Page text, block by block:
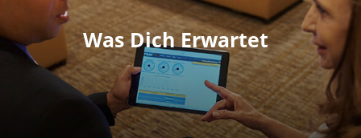
Was Dich Erwartet